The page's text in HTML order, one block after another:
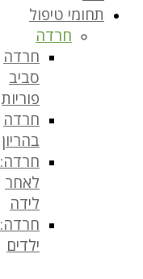
תחומי טיפול
חרדה
חרדה
סביב
פוריות
חרדה
בהריון
חרדה:
לאחר
לידה
חרדה:
ילדים